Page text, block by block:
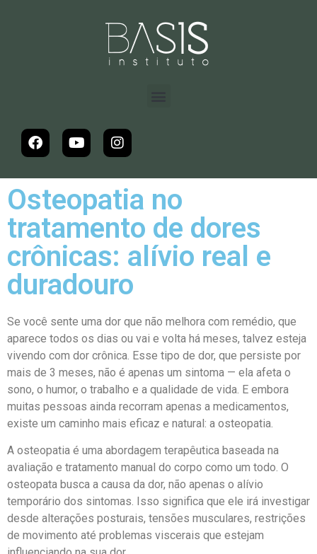
Osteopatia no
tratamento de dores
crônicas: alívio real e
duradouro
Se você sente uma dor que não melhora com remédio, que
aparece todos os dias ou vai e volta há meses, talvez esteja
vivendo com dor crônica. Esse tipo de dor, que persiste por
mais de 3 meses, não é apenas um sintoma — ela afeta o
sono, o humor, o trabalho e a qualidade de vida. E embora
muitas pessoas ainda recorram apenas a medicamentos,
existe um caminho mais eficaz e natural: a osteopatia.
A osteopatia é uma abordagem terapêutica baseada na
avaliação e tratamento manual do corpo como um todo. O
osteopata busca a causa da dor, não apenas o alívio
temporário dos sintomas. Isso significa que ele irá investigar
desde alterações posturais, tensões musculares, restrições
de movimento até problemas viscerais que estejam